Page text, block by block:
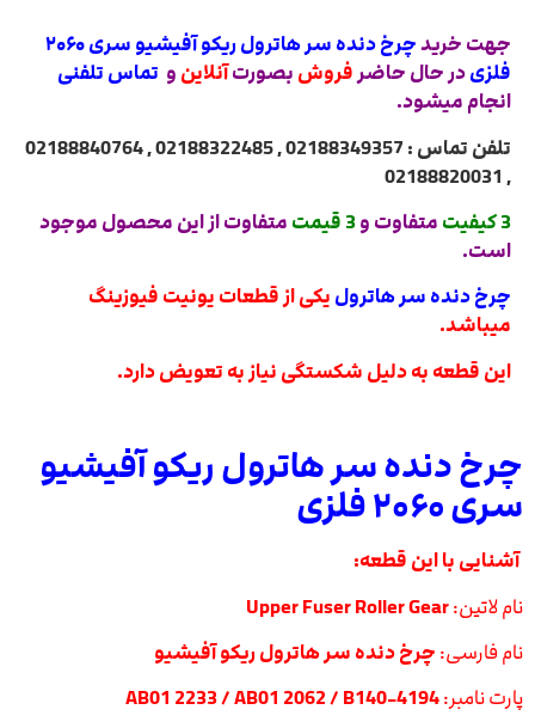
جهت خرید
چرخ دنده سر هاترول ریکو آفیشیو سری ۲۰۶۰
فلزیدر حال حاضرفروش بصورتآنلاین و تماس تلفنی
انجام میشود.
تلفن تماس : 02188349357 , 02188322485 , 02188840764
, 02188820031
3 کیفیت
متفاوت و3 قیمت
متفاوت از این محصول موجود
است.
چرخ دنده سر هاترول یکی از قطعات یونیت فیوزینگ
میباشد.
این قطعه به دلیل شکستگی نیاز به تعویض دارد.
چرخ دنده سر هاترول ریکو آفیشیو
سری ۲۰۶۰ فلزی
آشنایی با این قطعه:
نام لاتین:Upper Fuser Roller Gear
نام فارسی: چرخ دنده سر هاترول ریکو آفیشیو
پارت نامبر:AB01 2233 / AB01 2062 / B140-4194